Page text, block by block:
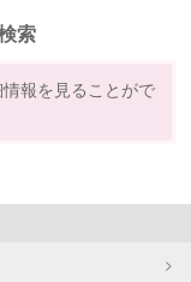
索
報を見ることがで